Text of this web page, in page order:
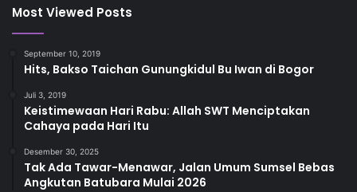
Most Viewed Posts
September 10, 2019
Hits, Bakso Taichan Gunungkidul Bu Iwan di Bogor
Juli 3, 2019
Keistimewaan Hari Rabu: Allah SWT Menciptakan
Cahaya pada Hari Itu
Desember 30, 2025
Tak Ada Tawar-Menawar, Jalan Umum Sumsel Bebas
Angkutan Batubara Mulai 2026